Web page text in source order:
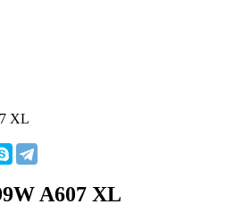
XL
A607 XL